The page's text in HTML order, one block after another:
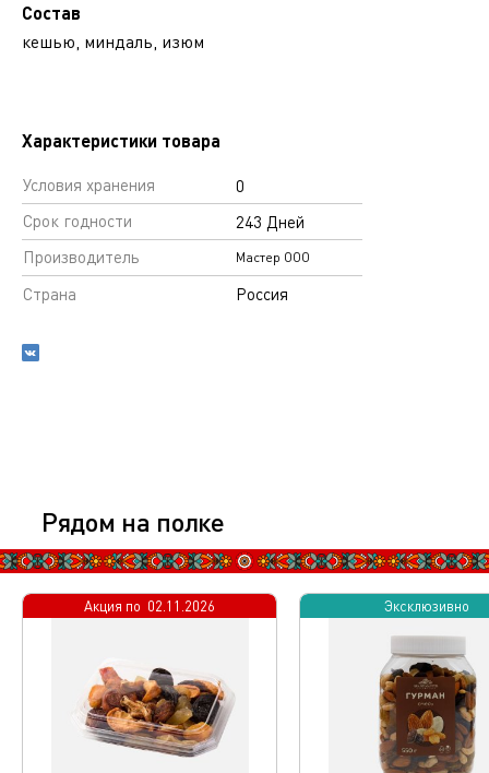
Состав
кешью, миндаль, изюм
Характеристики товара
Условия хранения
0
Срок годности
243 Дней
Производитель
Мастер ООО
Страна Россия
Рядом на полке
Акция по 02.11.2026 Эксклюзивно